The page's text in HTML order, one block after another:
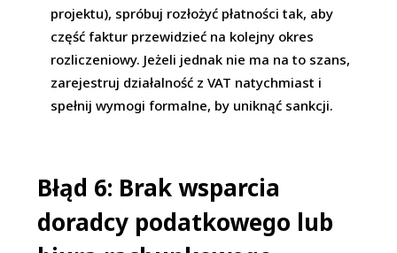
projektu), spróbuj rozłożyć płatności tak, aby
część faktur przewidzieć na kolejny okres
rozliczeniowy. Jeżeli jednak nie ma na to szans,
zarejestruj działalność z VAT natychmiast i
spełnij wymogi formalne, by uniknąć sankcji.
Błąd 6: Brak wsparcia
doradcy podatkowego lub